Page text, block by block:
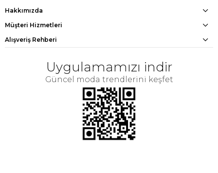
Hakkımızda
Müşteri Hizmetleri
Alışveriş Rehberi
Uygulamamızı indir
Güncel moda trendlerini keşfet